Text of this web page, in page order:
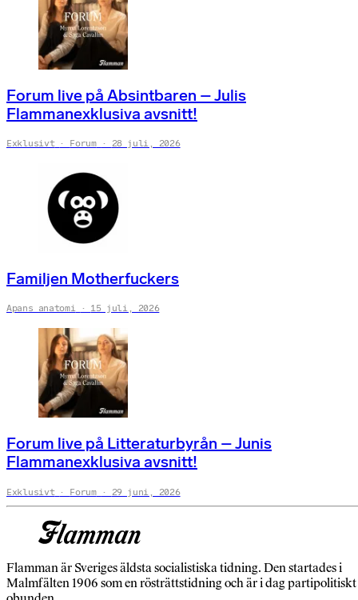
Forum live på Absintbaren – Julis
Flammanexklusiva avsnitt!
Exklusivt Forum 28 juli, 2026
Familjen Motherfuckers
Apans anatomi 15 juli, 2026
Forum live på Litteraturbyrån – Junis
Flammanexklusiva avsnitt!
Exklusivt Forum 29 juni, 2026
Flamman är Sveriges äldsta socialistiska tidning. Den startades i
Malmfälten 1906 som en rösträttstidning och är i dag partipolitiskt